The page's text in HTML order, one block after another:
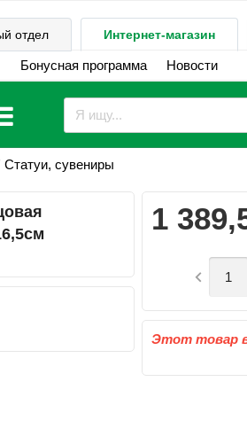
отдел Интернет-магазин
Бонусная программа Новости
Статуи, сувениры
1

Этот товар